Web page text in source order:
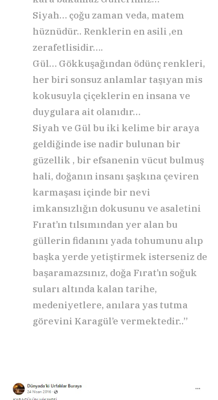
Siyah… çoğu zaman veda, matem
hüznüdür.. Renklerin en asili ,en
zerafetlisidir….
Gül… Gökkuşağından ödünç renkleri,
her biri sonsuz anlamlar taşıyan mis
kokusuyla çiçeklerin en insana ve
duygulara ait olanıdır…
Siyah ve Gül bu iki kelime bir araya
geldiğinde ise nadir bulunan bir
güzellik , bir efsanenin vücut bulmuş
hali, doğanın insanı şaşkına çeviren
karmaşası içinde bir nevi
imkansızlığın dokusunu ve asaletini
Fırat’ın tılsımından yer alan bu
güllerin fidanını yada tohumunu alıp
başka yerde yetiştirmek isterseniz de
başaramazsınız, doğa Fırat’ın soğuk
suları altında kalan tarihe,
medeniyetlere, anılara yas tutma
görevini Karagül’e vermektedir..”